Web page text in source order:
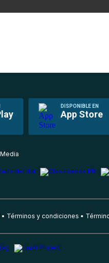
DISPONIBLE EN
App Store
Términos y condiciones